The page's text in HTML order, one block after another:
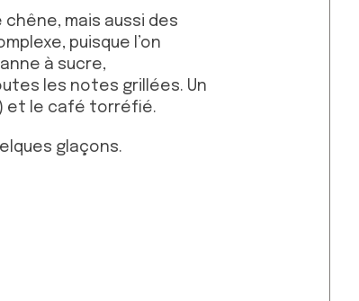
mais aussi des
puisque l’on
à sucre,
les notes grillées. Un
et le café torréfié.
glaçons.